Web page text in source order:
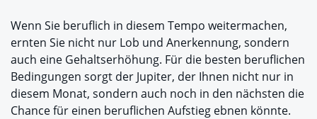
Wenn Sie beruflich in diesem Tempo weitermachen,
ernten Sie nicht nur Lob und Anerkennung, sondern
auch eine Gehaltserhöhung. Für die besten beruflichen
Bedingungen sorgt der Jupiter, der Ihnen nicht nur in
diesem Monat, sondern auch noch in den nächsten die
Chance für einen beruflichen Aufstieg ebnen könnte.